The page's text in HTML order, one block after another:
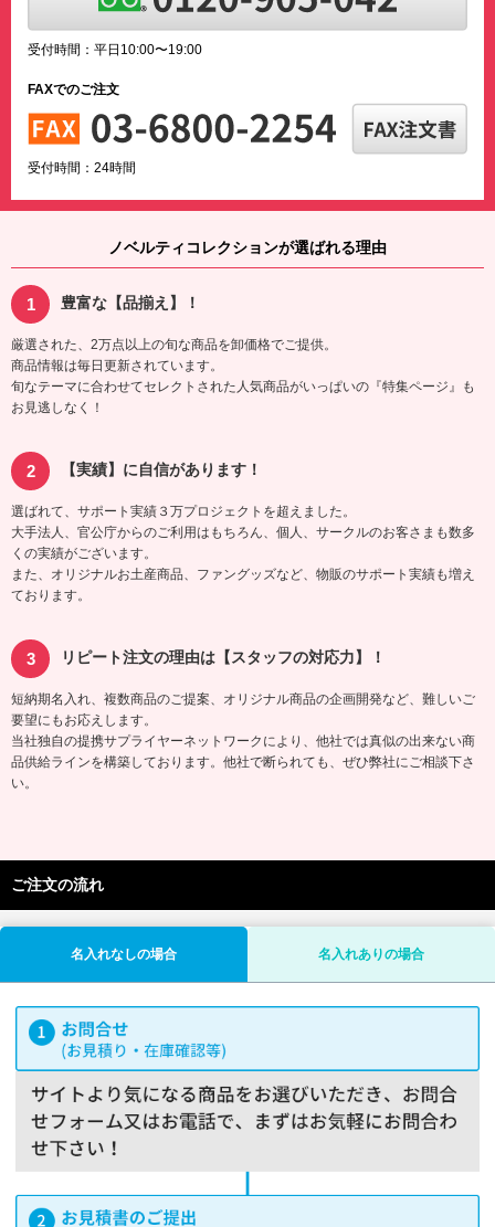
受付時間：平日10:00〜19:00
FAXでのご注文
受付時間：24時間
ノベルティコレクションが選ばれる理由
豊富な【品揃え】！
厳選された、2万点以上の旬な商品を卸価格でご提供。
商品情報は毎日更新されています。
旬なテーマに合わせてセレクトされた人気商品がいっぱいの『特集ページ』も
お見逃しなく！
【実績】に自信があります！
選ばれて、サポート実績３万プロジェクトを超えました。
大手法人、官公庁からのご利用はもちろん、個人、サークルのお客さまも数多
くの実績がございます。
また、オリジナルお土産商品、ファングッズなど、物販のサポート実績も増え
ております。
リピート注文の理由は【スタッフの対応力】！
短納期名入れ、複数商品のご提案、オリジナル商品の企画開発など、難しいご
要望にもお応えします。
当社独自の提携サプライヤーネットワークにより、他社では真似の出来ない商
品供給ラインを構築しております。他社で断られても、ぜひ弊社にご相談下さ
い。
ご注文の流れ
名入れなしの場合 名入れありの場合